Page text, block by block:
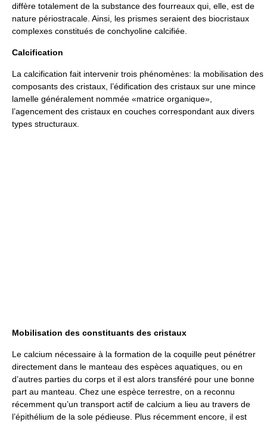
diffère totalement de la substance des fourreaux qui, elle, est de
nature périostracale. Ainsi, les prismes seraient des biocristaux
complexes constitués de conchyoline calcifiée.
Calcification
La calcification fait intervenir trois phénomènes: la mobilisation des
composants des cristaux, l’édification des cristaux sur une mince
lamelle généralement nommée «matrice organique»,
l’agencement des cristaux en couches correspondant aux divers
types structuraux.
Mobilisation des constituants des cristaux
Le calcium nécessaire à la formation de la coquille peut pénétrer
directement dans le manteau des espèces aquatiques, ou en
d’autres parties du corps et il est alors transféré pour une bonne
part au manteau. Chez une espèce terrestre, on a reconnu
récemment qu’un transport actif de calcium a lieu au travers de
l’épithélium de la sole pédieuse. Plus récemment encore, il est